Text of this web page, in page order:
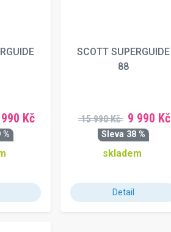
Kč
SCOTT SUPERGUIDE
88
15 990 Kč 9 990 Kč
Sleva 38 %
skladem
Detail